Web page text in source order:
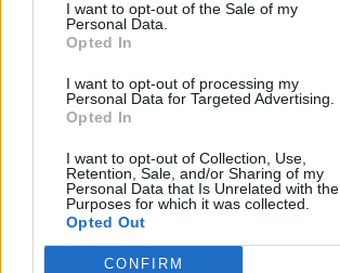
I want to opt-out of the Sale of my
Personal Data.
Opted In
I want to opt-out of processing my
Personal Data for Targeted Advertising.
Opted In
I want to opt-out of Collection, Use,
Retention, Sale, and/or Sharing of my
Personal Data that Is Unrelated with the
Purposes for which it was collected.
Opted Out
CONFIRM
Sütibeállítások
Médiatér
Liget
Krónika
Bihari Napló
Erdélyi Napló